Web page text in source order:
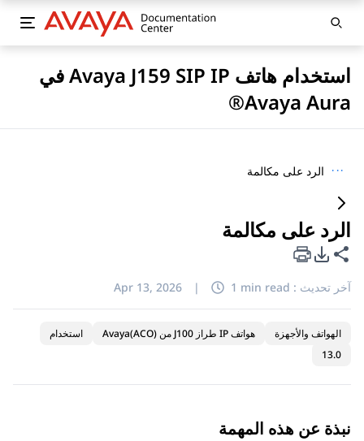
استخدام هاتف Avaya J159 SIP IP في
Avaya Aura®
··· الرد على مكالمة
الرد على مكالمة
مشاركة هذه الصفحة
خيارات تصدير PDF
آخر تحديث : Apr 13, 2026 | 1 min read
الهواتف والأجهزة هواتف IP طراز J100 من Avaya(ACO)
استخدام
13.0
نبذة عن هذه المهمة